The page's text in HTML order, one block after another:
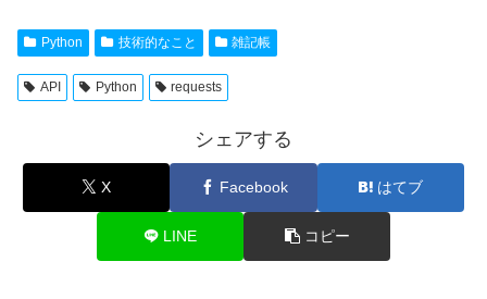
Python 技術的なこと 雑記帳
API Python requests
シェアする
X Facebook はてブ
LINE コピー